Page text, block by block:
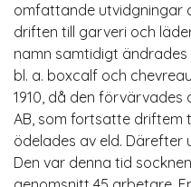
omfattande utvidgningar
driften till garveri och
namn samtidigt ändrades
bl. a. boxcalf och
1910, då den förvärvades
AB, som fortsatte driftem
ödelades av eld. Därefter
Den var denna tid